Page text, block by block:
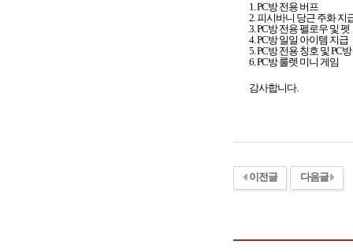
1. PC방 전용 버프
2. 피시바니 당근 주화 지
3.PC방 전용 펠로우 및 펫
4. PC방 일일 아이템 지급
5. PC방 전용 칭호 및 PC
6. PC방 룰렛 미니 게임
감사합니다.
이전글 다음글